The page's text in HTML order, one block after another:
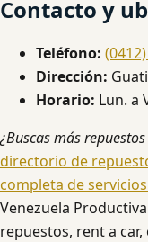
Contacto y
Teléfono:
Dirección:
Horario: Lun. a
¿Buscas más
directorio de
completa de
Venezuela
repuestos, rent a